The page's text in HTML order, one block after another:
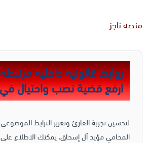
منصة ناجز
روابط قانونية داخلية
ارفع قضية نصب واحتيال في
لتحسين تجربة القارئ وتعزيز الترابط
المحامي مؤيد آل إسحاق، يمكنك الاطلاع على